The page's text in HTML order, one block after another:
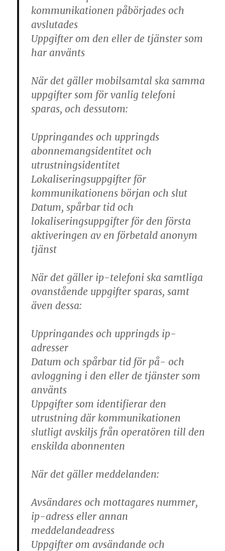
kommunikationen påbörjades och
avslutades
Uppgifter om den eller de tjänster som
har använts
När det gäller mobilsamtal ska samma
uppgifter som för vanlig telefoni
sparas, och dessutom:
Uppringandes och uppringds
abonnemangsidentitet och
utrustningsidentitet
Lokaliseringsuppgifter för
kommunikationens början och slut
Datum, spårbar tid och
lokaliseringsuppgifter för den första
aktiveringen av en förbetald anonym
tjänst
När det gäller ip-telefoni ska samtliga
ovanstående uppgifter sparas, samt
även dessa:
Uppringandes och uppringds ip-
adresser
Datum och spårbar tid för på- och
avloggning i den eller de tjänster som
använts
Uppgifter som identifierar den
utrustning där kommunikationen
slutligt avskiljs från operatören till den
enskilda abonnenten
När det gäller meddelanden:
Avsändares och mottagares nummer,
ip-adress eller annan
meddelandeadress
Uppgifter om avsändande och